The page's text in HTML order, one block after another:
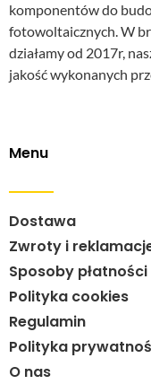
komponentów do
fotowoltaicznych. W
działamy od 2017r,
jakość wykonanych
Menu
Dostawa
Zwroty i
Sposoby płatności
Polityka cookies
Regulamin
Polityka
O nas